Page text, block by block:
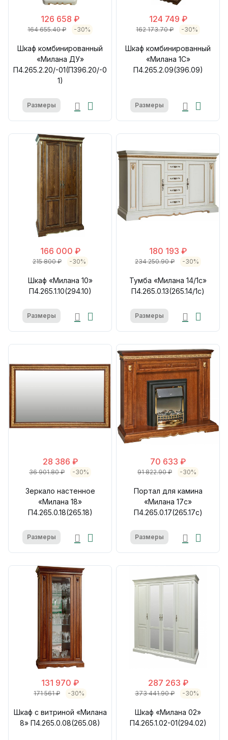
126 658 ₽
164 655.40 ₽ -30%
Шкаф комбинированный
«Милана ДУ»
П4.265.2.20/-01(П396.20/-0
1)
Размеры
124 749 ₽
162 173.70 ₽ -30%
Шкаф комбинированный
«Милана 1С»
П4.265.2.09(396.09)
Размеры
166 000 ₽
215 800 ₽ -30%
Шкаф «Милана 10»
П4.265.1.10(294.10)
Размеры
180 193 ₽
234 250.90 ₽ -30%
Тумба «Милана 14/1с»
П4.265.0.13(265.14/1с)
Размеры
28 386 ₽
36 901.80 ₽ -30%
Зеркало настенное
«Милана 18»
П4.265.0.18(265.18)
Размеры
70 633 ₽
91 822.90 ₽ -30%
Портал для камина
«Милана 17с»
П4.265.0.17(265.17с)
Размеры
131 970 ₽
171 561 ₽ -30%
Шкаф с витриной «Милана
8» П4.265.0.08(265.08)
287 263 ₽
373 441.90 ₽ -30%
Шкаф «Милана 02»
П4.265.1.02-01(294.02)